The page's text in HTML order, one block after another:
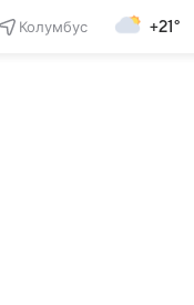
Колумбус +21°